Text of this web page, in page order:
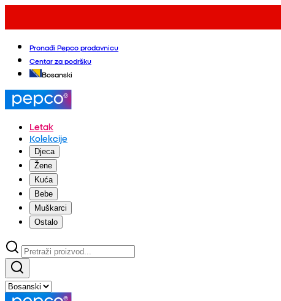
Pronađi Pepco prodavnicu
Centar za podršku
Bosanski
Letak
Kolekcije
Djeca
Žene
Kuća
Bebe
Muškarci
Ostalo